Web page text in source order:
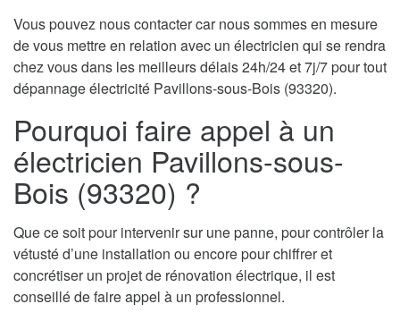
Vous pouvez nous contacter car nous sommes en mesure
de vous mettre en relation avec un électricien qui se rendra
chez vous dans les meilleurs délais 24h/24 et 7j/7 pour tout
dépannage électricité Pavillons-sous-Bois (93320).
Pourquoi faire appel à un
électricien Pavillons-sous-
Bois (93320) ?
Que ce soit pour intervenir sur une panne, pour contrôler la
vétusté d’une installation ou encore pour chiffrer et
concrétiser un projet de rénovation électrique, il est
conseillé de faire appel à un professionnel.